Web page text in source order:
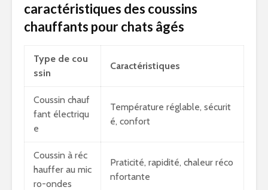
caractéristiques des coussins
chauffants pour chats âgés
Type de cou
ssin
Caractéristiques
Coussin chauf
fant électriqu
e
Température réglable, sécurit
é, confort
Coussin à réc
hauffer au mic
ro-ondes
Praticité, rapidité, chaleur réco
nfortante